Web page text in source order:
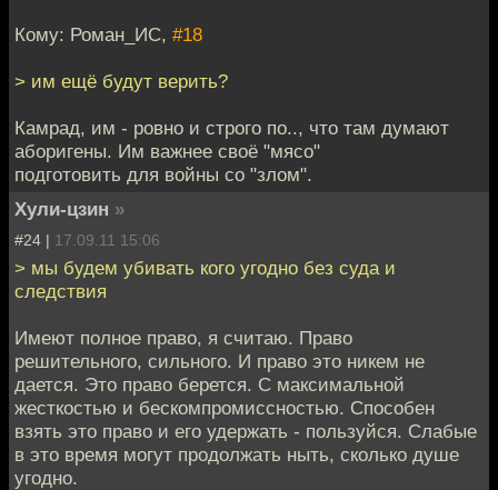
Кому: Роман_ИС, #18
> им ещё будут верить?
Камрад, им - ровно и строго по.., что там думают
аборигены. Им важнее своё "мясо"
подготовить для войны со "злом".
Хули-цзин »
#24 | 17.09.11 15:06
> мы будем убивать кого угодно без суда и
следствия
Имеют полное право, я считаю. Право
решительного, сильного. И право это никем не
дается. Это право берется. С максимальной
жесткостью и бескомпромиссностью. Способен
взять это право и его удержать - пользуйся. Слабые
в это время могут продолжать ныть, сколько душе
угодно.